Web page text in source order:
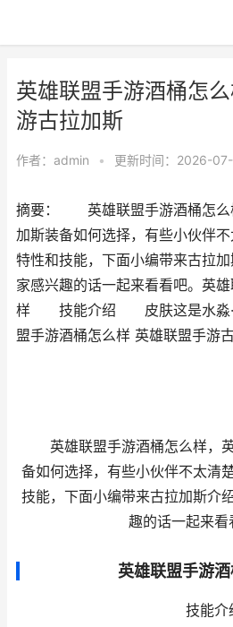
英雄联盟手游酒桶怎
游古拉加斯
作者： admin • 更新时间：2026-
摘要： 英雄联盟手游酒桶怎么
加斯装备如何选择，有些小伙伴
特性和技能，下面小编带来古拉
家感兴趣的话一起来看看吧。英
样 技能介绍 皮肤这是水淼·
盟手游酒桶怎么样 英雄联盟手游
英雄联盟手游酒桶怎么样，英
备如何选择，有些小伙伴不太清
技能，下面小编带来古拉加斯介
趣的话一起来看
英雄联盟手游
技能介